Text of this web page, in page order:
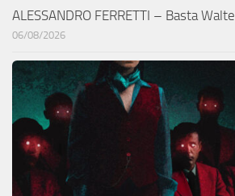
ALESSANDRO FERRETTI – Basta
06/08/2026